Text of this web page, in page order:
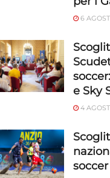
6
e Sky
4